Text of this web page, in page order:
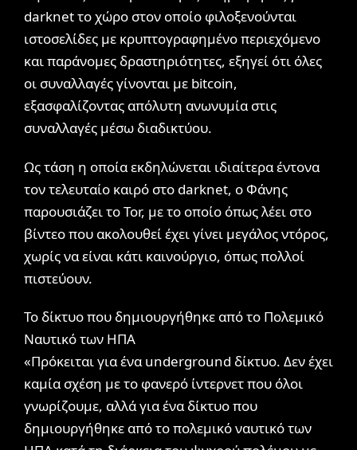
darknet το χώρο στον οποίο φιλοξενούνται
ιστοσελίδες με κρυπτογραφημένο περιεχόμενο
και παράνομες δραστηριότητες, εξηγεί ότι όλες
οι συναλλαγές γίνονται με bitcoin,
εξασφαλίζοντας απόλυτη ανωνυμία στις
συναλλαγές μέσω διαδικτύου.
Ως τάση η οποία εκδηλώνεται ιδιαίτερα έντονα
τον τελευταίο καιρό στο darknet, ο Φάνης
παρουσιάζει το Tor, με το οποίο όπως λέει στο
βίντεο που ακολουθεί έχει γίνει μεγάλος ντόρος,
χωρίς να είναι κάτι καινούργιο, όπως πολλοί
πιστεύουν.
Το δίκτυο που δημιουργήθηκε από το Πολεμικό
Ναυτικό των ΗΠΑ
«Πρόκειται για ένα underground δίκτυο. Δεν έχει
καμία σχέση με το φανερό ίντερνετ που όλοι
γνωρίζουμε, αλλά για ένα δίκτυο που
δημιουργήθηκε από το πολεμικό ναυτικό των